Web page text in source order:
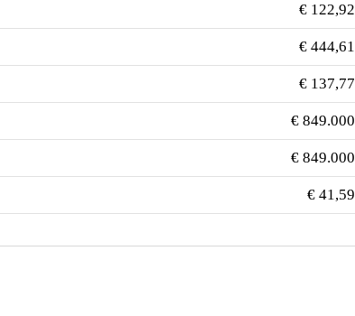
€ 122,92
€ 444,61
€ 137,77
€ 849.000
€ 849.000
€ 41,59